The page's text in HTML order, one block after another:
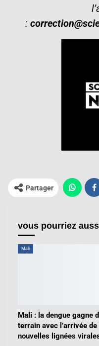
:
Partager
vous pourriez
Mali
Mali : la dengue gagne
terrain avec l’arrivée de
nouvelles lignées